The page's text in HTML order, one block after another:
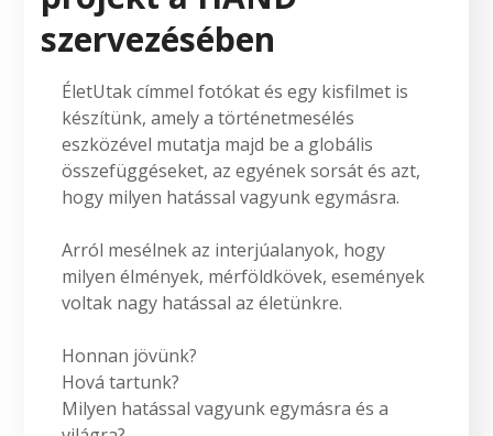
szervezésében
ÉletUtak címmel fotókat és egy kisfilmet is
készítünk, amely a történetmesélés
eszközével mutatja majd be a globális
összefüggéseket, az egyének sorsát és azt,
hogy milyen hatással vagyunk egymásra.
Arról mesélnek az interjúalanyok, hogy
milyen élmények, mérföldkövek, események
voltak nagy hatással az életünkre.
Honnan jövünk?
Hová tartunk?
Milyen hatással vagyunk egymásra és a